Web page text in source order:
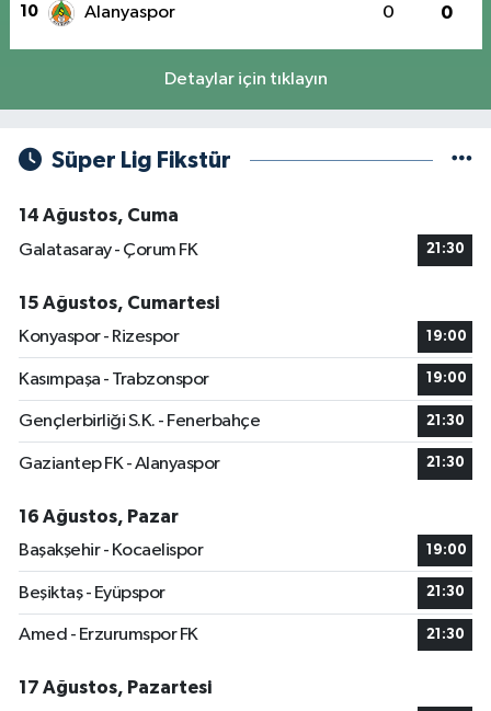
10 Alanyaspor 0 0
Detaylar için tıklayın
Süper Lig Fikstür
14 Ağustos, Cuma
Galatasaray - Çorum FK
21:30
15 Ağustos, Cumartesi
Konyaspor - Rizespor
19:00
Kasımpaşa - Trabzonspor 19:00
Gençlerbirliği S.K. - Fenerbahçe 21:30
Gaziantep FK - Alanyaspor 21:30
16 Ağustos, Pazar
Başakşehir - Kocaelispor
19:00
Beşiktaş - Eyüpspor 21:30
Amed - Erzurumspor FK 21:30
17 Ağustos, Pazartesi